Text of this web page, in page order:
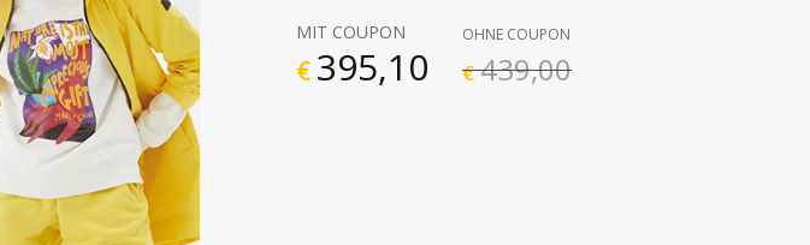
MIT COUPON
€ 395,10
OHNE COUPON
€ 439,00